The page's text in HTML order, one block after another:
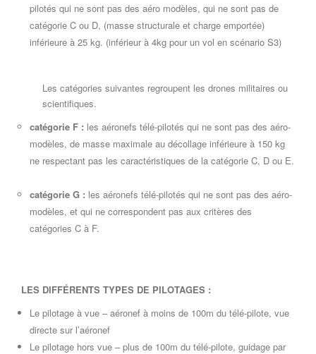
pilotés qui ne sont pas des aéro modèles, qui ne sont pas de
catégorie C ou D, (masse structurale et charge emportée)
inférieure à 25 kg. (inférieur à 4kg pour un vol en scénario S3)
Les catégories suivantes regroupent les drones militaires ou
scientifiques.
catégorie F : les aéronefs télé-pilotés qui ne sont pas des aéro-
modèles, de masse maximale au décollage inférieure à 150 kg
ne respectant pas les caractéristiques de la catégorie C, D ou E.
catégorie G : les aéronefs télé-pilotés qui ne sont pas des aéro-
modèles, et qui ne correspondent pas aux critères des
catégories C à F.
LES DIFFÉRENTS TYPES DE PILOTAGES :
Le pilotage à vue – aéronef à moins de 100m du télé-pilote, vue
directe sur l’aéronef
Le pilotage hors vue – plus de 100m du télé-pilote, guidage par